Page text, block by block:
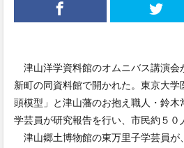
津山洋学資料館のオムニバス講演会
新町の同資料館で開かれた。東京大学
頭模型」と津山藩のお抱え職人・鈴木
学芸員が研究報告を行い、市民約５０
津山郷土博物館の東万里子学芸員が